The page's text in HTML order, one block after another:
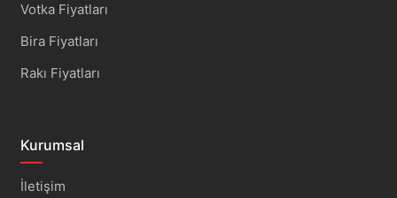
Votka Fiyatları
Bira Fiyatları
Rakı Fiyatları
Kurumsal
İletişim